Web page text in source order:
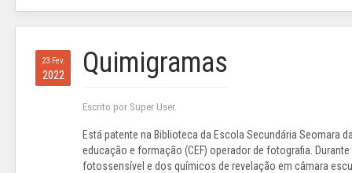
23 Fev.
2022 Quimigramas
Escrito por Super User.
Está patente na Biblioteca da Escola Secundária Seomara
educação e formação (CEF) operador de fotografia.
fotossensível e dos químicos de revelação em câmara